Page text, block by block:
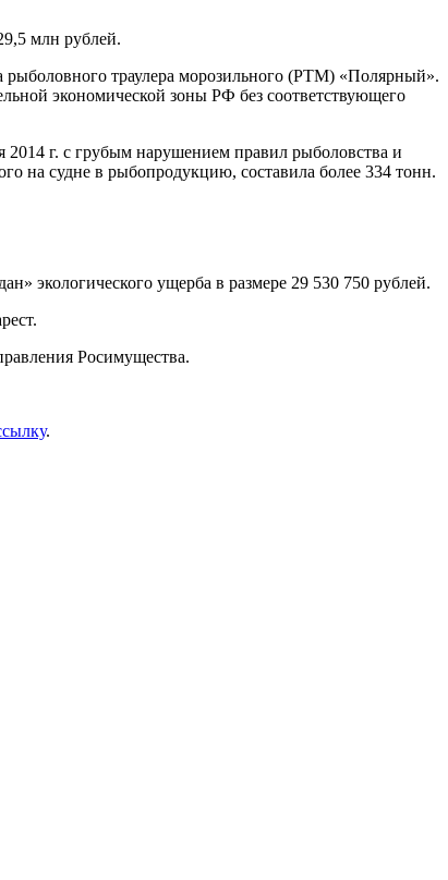
млн рублей.
рыболовного траулера морозильного (РТМ) «Полярный».
экономической зоны РФ без соответствующего
г. с грубым нарушением правил рыболовства и
на судне в рыбопродукцию, составила более 334 тонн.
экологического ущерба в размере 29 530 750 рублей.
Росимущества.
.